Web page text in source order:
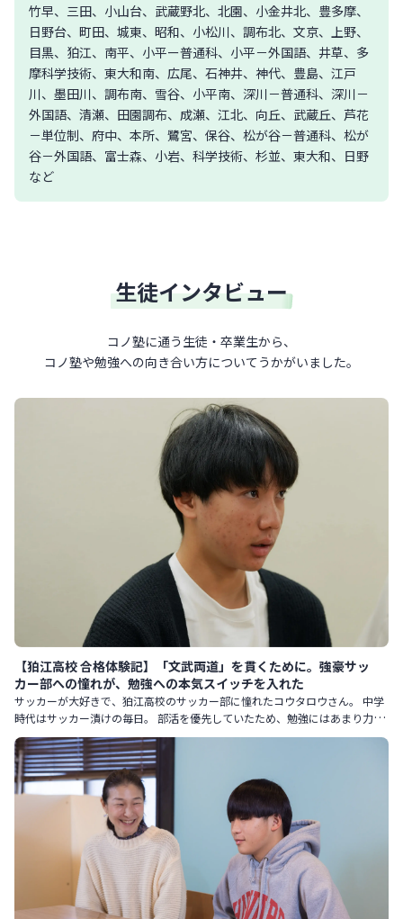
竹早、三田、小山台、武蔵野北、北園、小金井北、豊多摩、
日野台、町田、城東、昭和、小松川、調布北、文京、上野、
目黒、狛江、南平、小平ー普通科、小平－外国語、井草、多
摩科学技術、東大和南、広尾、石神井、神代、豊島、江戸
川、墨田川、調布南、雪谷、小平南、深川－普通科、深川－
外国語、清瀬、田園調布、成瀬、江北、向丘、武蔵丘、芦花
－単位制、府中、本所、鷺宮、保谷、松が谷－普通科、松が
谷－外国語、富士森、小岩、科学技術、杉並、東大和、日野
など
生徒インタビュー
コノ塾に通う生徒・卒業生から、
コノ塾や勉強への向き合い方について うかがいました。
【狛江高校 合格体験記】「文武両道」を貫くために。強豪サッ
カー部への憧れが、勉強への本気スイッチを入れた
サッカーが大好きで、狛江高校のサッカー部に憧れたコウタロウさん。 中学
時代はサッカー漬けの毎日。 部活を優先していたため、勉強にはあまり力を
入れていませんでした。 しかし、狛江高校のサッカーと勉強双方